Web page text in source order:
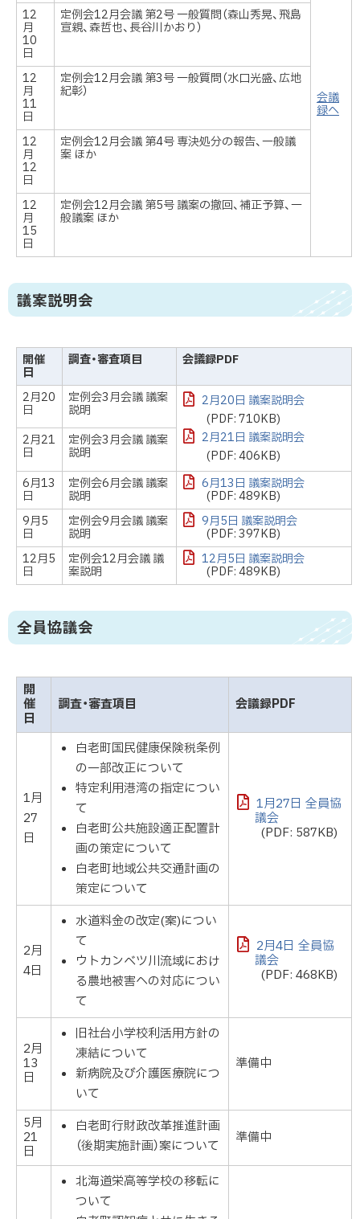
会議
録へ
12
月
10
日
定例会12月会議 第2号 一般質問（森山秀晃、飛島
宣親、森哲也、長谷川かおり）
12
月
11
日
定例会12月会議 第3号 一般質問（水口光盛、広地
紀彰）
12
月
12
日
定例会12月会議 第4号 専決処分の報告、一般議
案 ほか
12
月
15
日
定例会12月会議 第5号 議案の撤回、補正予算、一
般議案 ほか
議案説明会
開催
日
調査・審査項目 会議録PDF
2月20
日
定例会3月会議 議案
説明
2月20日 議案説明会
(PDF: 710KB)
2月21日 議案説明会
(PDF: 406KB)
2月21
日
定例会3月会議 議案
説明
6月13
日
定例会6月会議 議案
説明
6月13日 議案説明会
(PDF: 489KB)
9月5
日
定例会9月会議 議案
説明
9月5日 議案説明会
(PDF: 397KB)
12月5
日
定例会12月会議 議
案説明
12月5日 議案説明会
(PDF: 489KB)
全員協議会
開
催
日
調査・審査項目 会議録PDF
1月
27
日
白老町国民健康保険税条例
の一部改正について
特定利用港湾の指定につい
て
白老町公共施設適正配置計
画の策定について
白老町地域公共交通計画の
策定について
1月27日 全員協
議会
(PDF: 587KB)
2月
4日
水道料金の改定(案)につい
て
ウトカンベツ川流域におけ
る農地被害への対応につい
て
2月4日 全員協
議会
(PDF: 468KB)
2月
13
日
旧社台小学校利活用方針の
凍結について
新病院及び介護医療院につ
いて
準備中
5月
21
日
白老町行財政改革推進計画
（後期実施計画）案について
準備中
北海道栄高等学校の移転に
ついて